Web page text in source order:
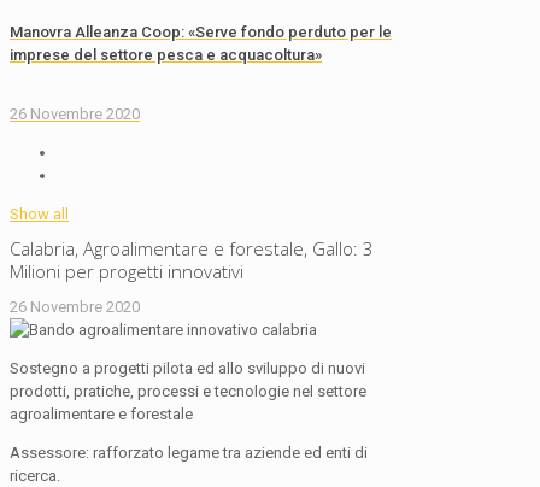
Manovra Alleanza Coop: «Serve fondo perduto per le
imprese del settore pesca e acquacoltura»
26 Novembre 2020
Show all
Calabria, Agroalimentare e forestale, Gallo: 3
Milioni per progetti innovativi
26 Novembre 2020
Sostegno a progetti pilota ed allo sviluppo di nuovi
prodotti, pratiche, processi e tecnologie nel settore
agroalimentare e forestale
Assessore: rafforzato legame tra aziende ed enti di
ricerca.